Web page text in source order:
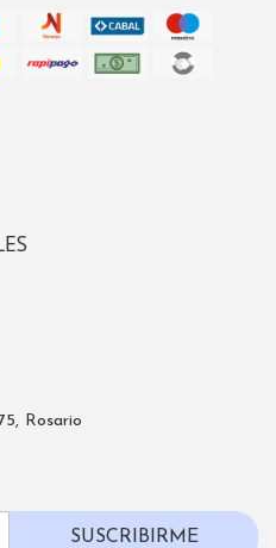
Rosario
SUSCRIBIRME